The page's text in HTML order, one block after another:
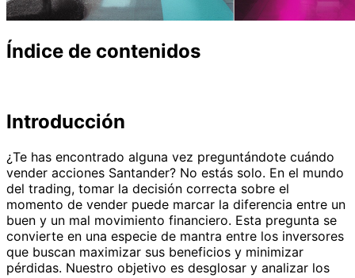
Índice de contenidos
Introducción
¿Te has encontrado alguna vez preguntándote cuándo
vender acciones Santander? No estás solo. En el mundo
del trading, tomar la decisión correcta sobre el
momento de vender puede marcar la diferencia entre un
buen y un mal movimiento financiero. Esta pregunta se
convierte en una especie de mantra entre los inversores
que buscan maximizar sus beneficios y minimizar
pérdidas. Nuestro objetivo es desglosar y analizar los